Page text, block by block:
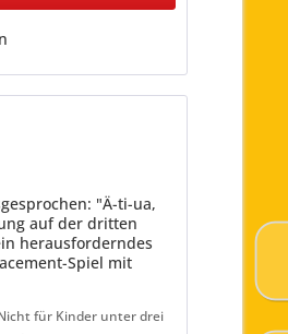
"Ä-ti-ua,
auf der dritten
herausforderndes
Spiel mit
Familien, die am
für Kinder unter drei